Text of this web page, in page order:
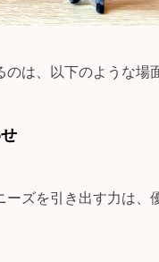
は、以下のような場
ズを引き出す力は、